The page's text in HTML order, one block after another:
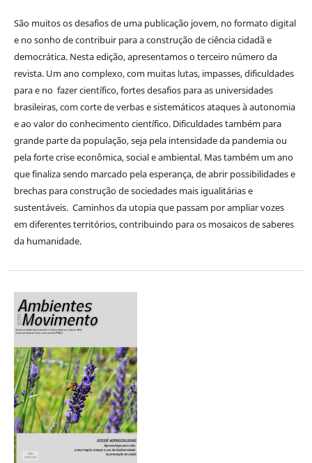
São muitos os desafios de uma publicação jovem, no formato digital
e no sonho de contribuir para a construção de ciência cidadã e
democrática. Nesta edição, apresentamos o terceiro número da
revista. Um ano complexo, com muitas lutas, impasses, dificuldades
para e no fazer científico, fortes desafios para as universidades
brasileiras, com corte de verbas e sistemáticos ataques à autonomia
e ao valor do conhecimento científico. Dificuldades também para
grande parte da população, seja pela intensidade da pandemia ou
pela forte crise econômica, social e ambiental. Mas também um ano
que finaliza sendo marcado pela esperança, de abrir possibilidades e
brechas para construção de sociedades mais igualitárias e
sustentáveis. Caminhos da utopia que passam por ampliar vozes
em diferentes territórios, contribuindo para os mosaicos de saberes
da humanidade.